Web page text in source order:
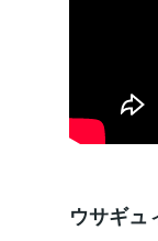
ウサギュ